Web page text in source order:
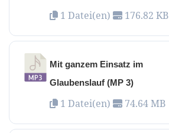
1 Datei(en) 176.82 KB
Mit ganzem Einsatz im
Glaubenslauf (MP 3)
1 Datei(en) 74.64 MB